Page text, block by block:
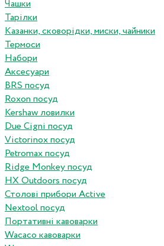
Чашки
Тарілки
Казанки, сковорідки, миски, чайники
Термоси
Набори
Аксесуари
BRS посуд
Roxon посуд
Kershaw ловилки
Due Cigni посуд
Victorinox посуд
Petromax посуд
Ridge Monkey посуд
HX Outdoors посуд
Столові прибори Active
Nextool посуд
Портативні кавоварки
Wacaco кавоварки